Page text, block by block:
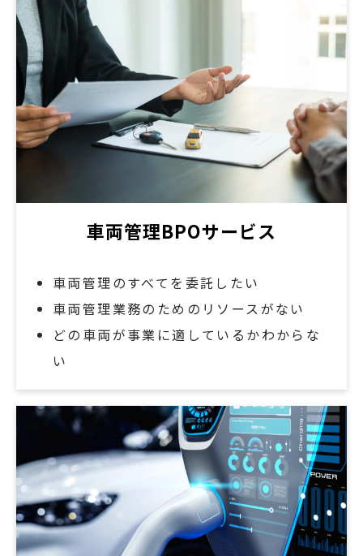
車両管理BPOサービス
車両管理のすべてを委託したい
車両管理業務のためのリソースがない
どの車両が事業に適しているかわからな
い